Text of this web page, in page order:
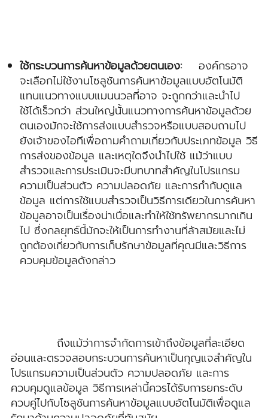
ใช้กระบวนการค้นหาข้อมูลด้วยตนเอง:องค์กรอาจ
จะเลือกไม่ใช้งานโซลูชันการค้นหาข้อมูลแบบอัตโนมัติ
แทนแนวทางแบบแมนนวลที่อาจ จะถูกกว่าและนำไป
ใช้ได้เร็วกว่า ส่วนใหญ่นั้นแนวทางการค้นหาข้อมูลด้วย
ตนเองมักจะใช้การส่งแบบสำรวจหรือแบบสอบถามไป
ยังเจ้าของไอทีเพื่อถามคำถามเกี่ยวกับประเภทข้อมูล วิธี
การส่งของข้อมูล และเหตุใดจึงนำไปใช้ แม้ว่าแบบ
สำรวจและการประเมินจะมีบทบาทสำคัญในโปรแกรม
ความเป็นส่วนตัว ความปลอดภัย และการกำกับดูแล
ข้อมูล แต่การใช้แบบสำรวจเป็นวิธีการเดียวในการค้นหา
ข้อมูลอาจเป็นเรื่องน่าเบื่อและทำให้ใช้ทรัพยากรมากเกิน
ไป ซึ่งกลยุทธ์นี้มักจะให้เป็นการทำงานที่ล้าสมัยและไม่
ถูกต้องเกี่ยวกับการเก็บรักษาข้อมูลที่คุณมีและวิธีการ
ควบคุมข้อมูลดังกล่าว
ถึงแม้ว่าการจำกัดการเข้าถึงข้อมูลที่ละเอียด
อ่อนและตรวจสอบกระบวนการค้นหาเป็นกุญแจสำคัญใน
โปรแกรมความเป็นส่วนตัว ความปลอดภัย และการ
ควบคุมดูแลข้อมูล วิธีการเหล่านี้ควรได้รับการยกระดับ
ควบคู่ไปกับโซลูชันการค้นหาข้อมูลแบบอัตโนมัติเพื่อดูแล